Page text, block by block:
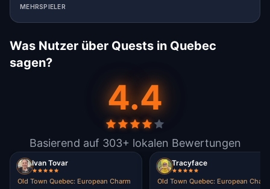
MEHRSPIELER
Was Nutzer über Quests in Quebec
sagen?
4.4
Basierend auf 303+ lokalen Bewertungen
Ivan Tovar
Old Town Quebec: European Charm
Tracyface
Old Town Quebec: European Charm